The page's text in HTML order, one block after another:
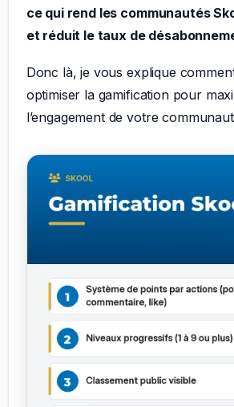
ce qui rend les communautés
et réduit le taux de
Donc là, je vous explique
optimiser la gamification pour
l’engagement de votre